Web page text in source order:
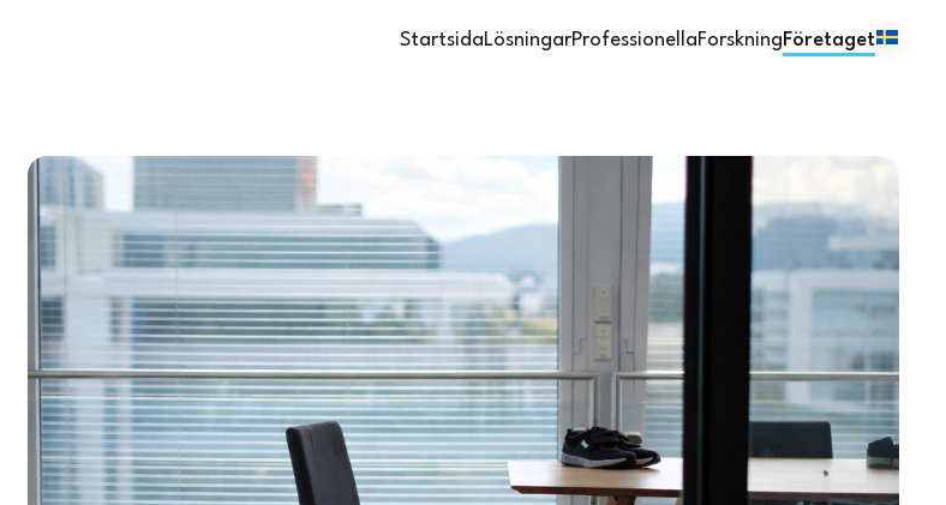
StartsidaLösningarProfessionellaForskningFöretaget